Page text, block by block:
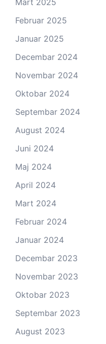
Mart 2025
Februar 2025
Januar 2025
Decembar 2024
Novembar 2024
Oktobar 2024
Septembar 2024
August 2024
Juni 2024
Maj 2024
April 2024
Mart 2024
Februar 2024
Januar 2024
Decembar 2023
Novembar 2023
Oktobar 2023
Septembar 2023
August 2023